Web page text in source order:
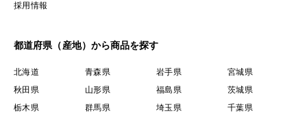
採用情報
都道府県（産地）から商品を探す
北海道 青森県 岩手県
宮城県
秋田県
山形県 福島県
茨城県
栃木県
群馬県 埼玉県
千葉県